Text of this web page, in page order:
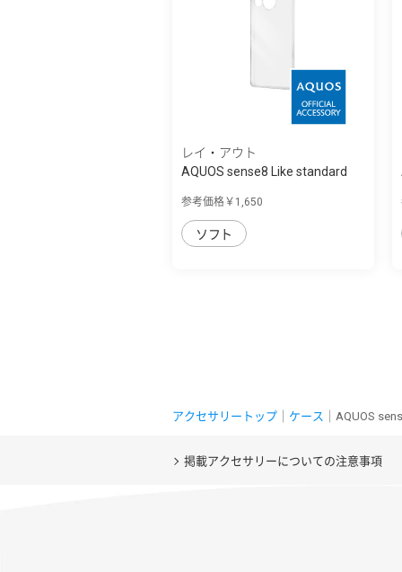
レイ・アウト
AQUOS sense8 Like standard
参考価格￥1,650
ソフト
アクセサリートップ ケース ｜AQUOS
掲載アクセサリーについての注意事項